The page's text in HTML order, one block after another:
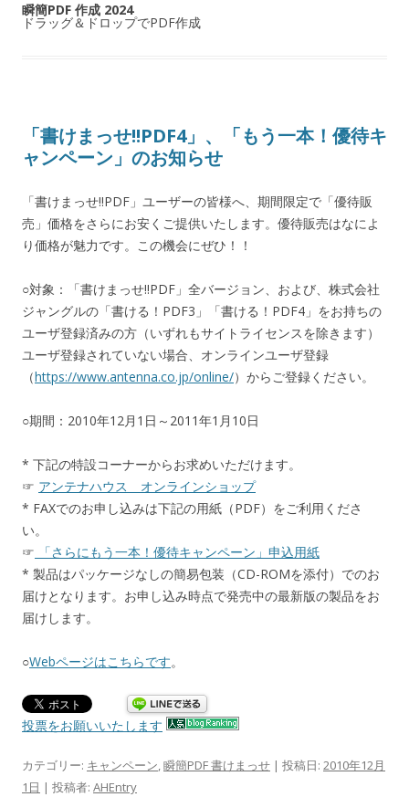
瞬簡PDF 作成 2024
ドラッグ＆ドロップでPDF作成
「書けまっせ!!PDF4」、「もう一本！優待キ
ャンペーン」のお知らせ
「書けまっせ!!PDF」ユーザーの皆様へ、期間限定で「優待販
売」価格をさらにお安くご提供いたします。優待販売はなによ
り価格が魅力です。この機会にぜひ！！
○対象：「書けまっせ!!PDF」全バージョン、および、株式会社
ジャングルの「書ける！PDF3」「書ける！PDF4」をお持ちの
ユーザ登録済みの方（いずれもサイトライセンスを除きます）
ユーザ登録されていない場合、オンラインユーザ登録
（https://www.antenna.co.jp/online/）からご登録ください。
○期間：2010年12月1日～2011年1月10日
* 下記の特設コーナーからお求めいただけます。
☞ アンテナハウス オンラインショップ
* FAXでのお申し込みは下記の用紙（PDF）をご利用くださ
い。
☞ 「さらにもう一本！優待キャンペーン」申込用紙
* 製品はパッケージなしの簡易包装（CD-ROMを添付）でのお
届けとなります。お申し込み時点で発売中の最新版の製品をお
届けします。
○Webページはこちらです。
投票をお願いいたします
カテゴリー: キャンペーン,瞬簡PDF 書けまっせ | 投稿日: 2010年12月
1日 | 投稿者: AHEntry